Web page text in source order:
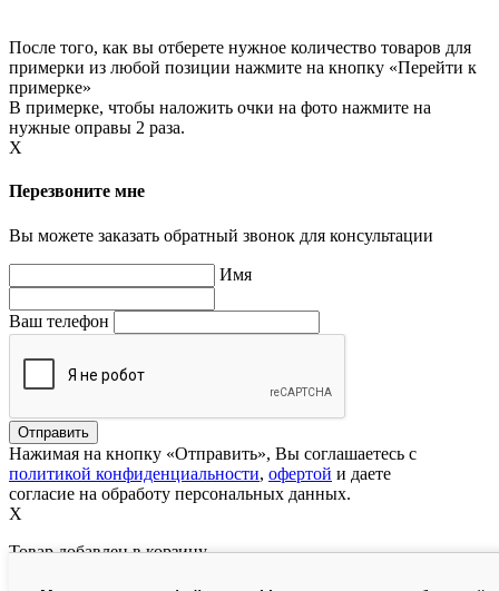
После того, как вы отберете нужное количество товаров для
примерки из любой позиции нажмите на кнопку «Перейти к
примерке»
В примерке, чтобы наложить очки на фото нажмите на
нужные оправы 2 раза.
X
Перезвоните мне
Вы можете заказать обратный звонок для консультации
Имя
Ваш телефон
Нажимая на кнопку «Отправить», Вы соглашаетесь с
политикой конфиденциальности, офертой и даете
согласие на обработу персональных данных.
X
Товар добавлен в корзину